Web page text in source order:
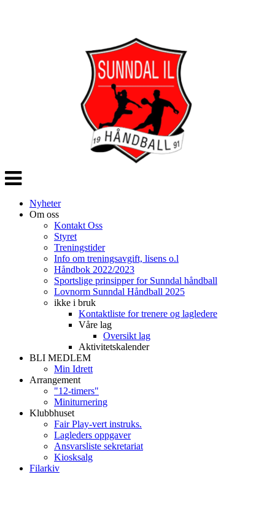
Veksle
navigasjon
Nyheter
Om oss
Kontakt Oss
Styret
Treningstider
Info om treningsavgift, lisens o.l
Håndbok 2022/2023
Sportslige prinsipper for Sunndal håndball
Lovnorm Sunndal Håndball 2025
ikke i bruk
Kontaktliste for trenere og lagledere
Våre lag
Oversikt lag
Aktivitetskalender
BLI MEDLEM
Min Idrett
Arrangement
"12-timers"
Miniturnering
Klubbhuset
Fair Play-vert instruks.
Lagleders oppgaver
Ansvarsliste sekretariat
Kiosksalg
Filarkiv